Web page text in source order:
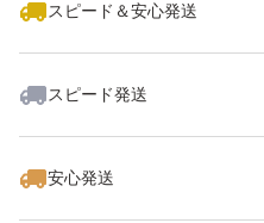
スピード＆安心発送
スピード発送
安心発送